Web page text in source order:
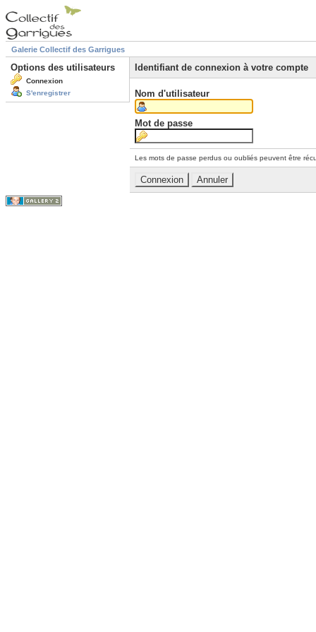
Galerie Collectif des Garrigues
Options des utilisateurs
Connexion
S'enregistrer
Identifiant de connexion à votre compte
Nom d'utilisateur
Mot de passe
Les mots de passe perdus ou oubliés peuvent être